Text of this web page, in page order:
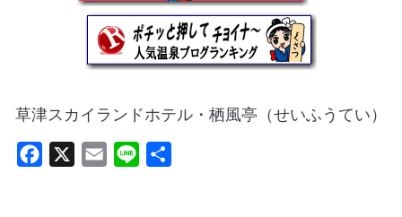
草津スカイランドホテル・栖風亭（せいふうてい）